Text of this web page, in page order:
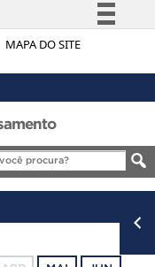
MAPA DO SITE
Simplifique!
à informação
Legislação
Canais